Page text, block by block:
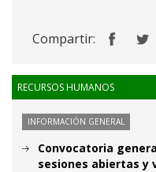
Compartir:
RECURSOS HUMANOS
INFORMACIÓN GENERAL
Convocatoria
sesiones abiertas y